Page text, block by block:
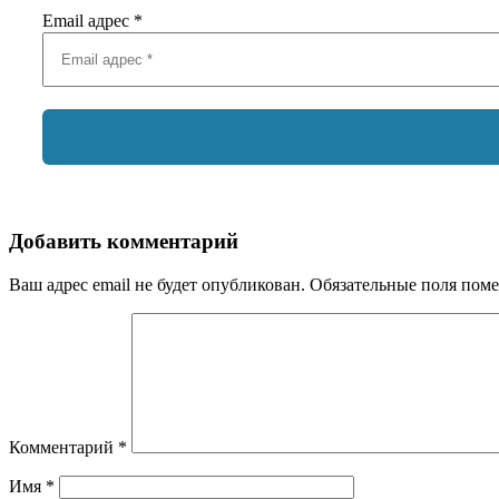
Email адрес *
Добавить комментарий
Ваш адрес email не будет опубликован. Обязательные поля
Комментарий *
Имя *